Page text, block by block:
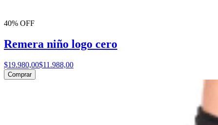
40% OFF
Remera niño logo cero
$19.980,00$11.988,00
Comprar